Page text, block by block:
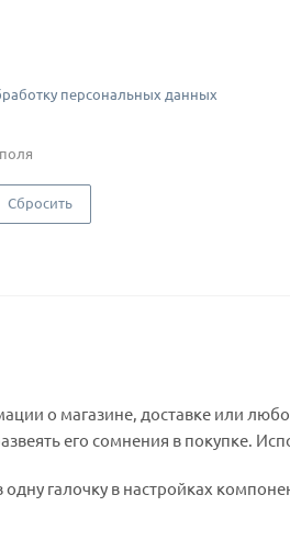
персональных данных
Сбросить
о магазине, доставке или
его сомнения в покупке.
галочку в настройках